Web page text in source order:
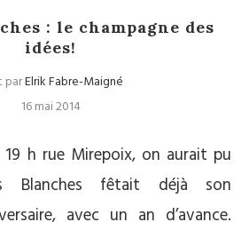
: le champagne des
idées!
parElrik Fabre-Maigné
16 mai 2014
19 h rue Mirepoix, on aurait pu
Blanches fêtait déjà son
avec un an d’avance.